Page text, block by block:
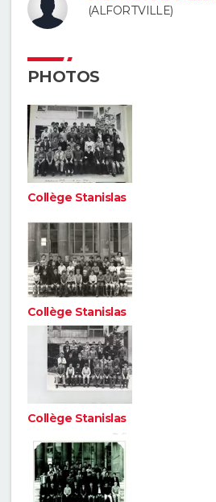
(ALFORTVILLE)
PHOTOS
Collège Stanislas
Collège Stanislas
Collège Stanislas